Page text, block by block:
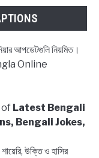
আপডেটগুলি নিয়মিত।
Online
of Latest Bengali
Bengali Jokes,
উক্তি ও হাসির